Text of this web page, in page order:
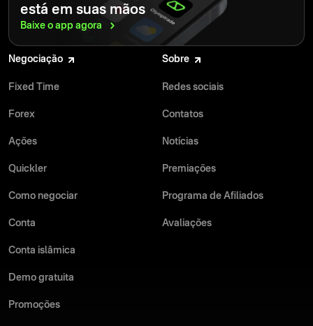
está em suas mãos
Baixe o app agora
Negociação
Fixed Time
Forex
Ações
Quickler
Como negociar
Conta
Conta islâmica
Demo gratuita
Promoções
Sobre
Redes sociais
Contatos
Notícias
Premiações
Programa de Afiliados
Avaliações